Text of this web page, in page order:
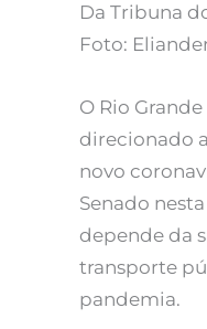
Da Tribuna
Foto:
O Rio
direcionado
novo
Senado
depende da
transporte
pandemia.